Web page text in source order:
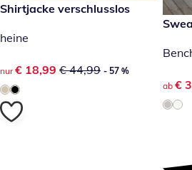
reduzierter Preis € 18,99,
- 57 %
Shirtjacke verschlusslos
heine
reduzierter Preis € 18,99, vorheriger
nur € 18,99 € 44,99 - 57 %
Sale
ab €